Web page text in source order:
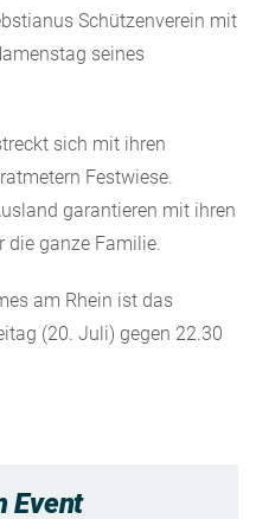
Schützenverein mit
seines
sich mit ihren
Festwiese.
garantieren mit ihren
ganze Familie.
am Rhein ist das
(20. Juli) gegen 22.30
Event